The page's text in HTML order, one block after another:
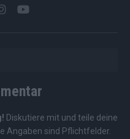
Diskutiere mit und teile deine
Angaben sind Pflichtfelder.